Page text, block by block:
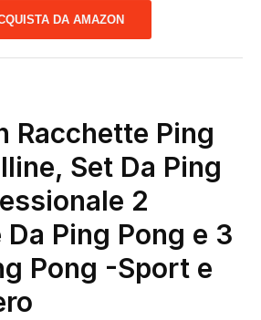
DA AMAZON
Racchette Ping
Set Da Ping
2
Ping Pong e 3
Pong -Sport e